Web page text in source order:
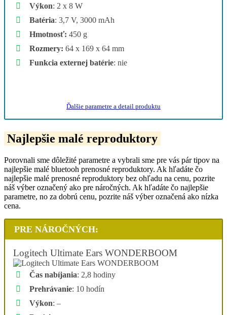
Výkon: 2 x 8 W
Batéria: 3,7 V, 3000 mAh
Hmotnosť: 450 g
Rozmery: 64 x 169 x 64 mm
Funkcia externej batérie: nie
Ďalšie parametre a detail produktu
Najlepšie malé reproduktory
Porovnali sme dôležité parametre a vybrali sme pre vás pár tipov na
najlepšie malé bluetooh prenosné reproduktory. Ak hľadáte čo
najlepšie malé prenosné reproduktory bez ohľadu na cenu, pozrite
náš výber označený ako pre náročných. Ak hľadáte čo najlepšie
parametre, no za dobrú cenu, pozrite náš výber označená ako nízka
cena.
PRE NÁROČNÝCH:
Logitech Ultimate Ears WONDERBOOM
Čas nabíjania: 2,8 hodiny
Prehrávanie: 10 hodín
Výkon: –